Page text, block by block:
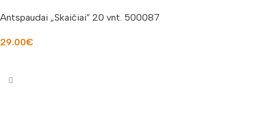
Antspaudai „Skaičiai” 20 vnt. 500087
29.00€